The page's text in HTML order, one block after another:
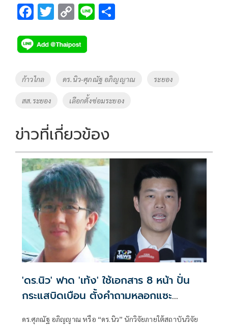
F
e
b
o
k
T
tt
er
C
p
y
Li
n
k
Li
Tags
ก้าวไกล ดร.นิว-ศุภณัฐ อภิญญาณ ระยอง
สส.ระยอง เลือกตั้งซ่อมระยอง
ข่าวที่เกี่ยวข้อง
'ดร.นิว' ฟาด 'เท้ง' ใช้เอกสาร 8 หน้า ปั่น
กระแสบิดเบือน ตั้งคำถามหลอกแซะ
ดร.ศุภณัฐ อภิญญาณ หรือ “ดร.นิว” นักวิจัยภายใต้สถาบันวิจัย